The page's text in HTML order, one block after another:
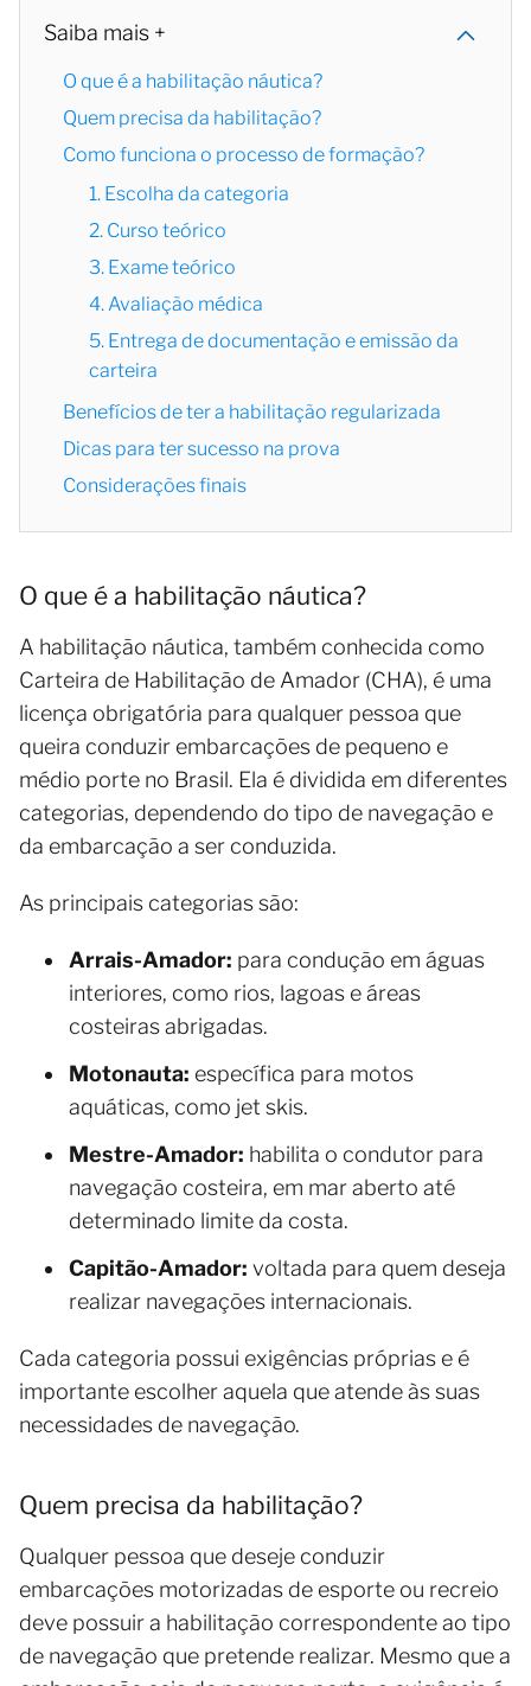
Saiba mais +
O que é a habilitação náutica?
Quem precisa da habilitação?
Como funciona o processo de formação?
1. Escolha da categoria
2. Curso teórico
3. Exame teórico
4. Avaliação médica
5. Entrega de documentação e emissão da
carteira
Benefícios de ter a habilitação regularizada
Dicas para ter sucesso na prova
Considerações finais
O que é a habilitação náutica?
A habilitação náutica, também conhecida como
Carteira de Habilitação de Amador (CHA), é uma
licença obrigatória para qualquer pessoa que
queira conduzir embarcações de pequeno e
médio porte no Brasil. Ela é dividida em diferentes
categorias, dependendo do tipo de navegação e
da embarcação a ser conduzida.
As principais categorias são:
Arrais-Amador: para condução em águas
interiores, como rios, lagoas e áreas
costeiras abrigadas.
Motonauta: específica para motos
aquáticas, como jet skis.
Mestre-Amador: habilita o condutor para
navegação costeira, em mar aberto até
determinado limite da costa.
Capitão-Amador: voltada para quem deseja
realizar navegações internacionais.
Cada categoria possui exigências próprias e é
importante escolher aquela que atende às suas
necessidades de navegação.
Quem precisa da habilitação?
Qualquer pessoa que deseje conduzir
embarcações motorizadas de esporte ou recreio
deve possuir a habilitação correspondente ao tipo
de navegação que pretende realizar. Mesmo que a